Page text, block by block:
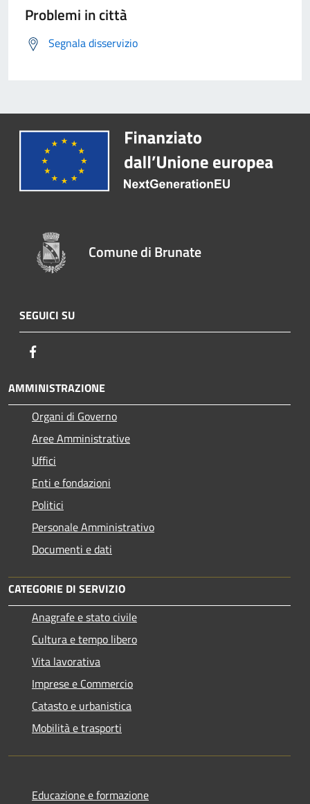
Problemi in città
Segnala disservizio
Comune di Brunate
SEGUICI SU
AMMINISTRAZIONE
Organi di Governo
Aree Amministrative
Uffici
Enti e fondazioni
Politici
Personale Amministrativo
Documenti e dati
CATEGORIE DI SERVIZIO
Anagrafe e stato civile
Cultura e tempo libero
Vita lavorativa
Imprese e Commercio
Catasto e urbanistica
Mobilità e trasporti
Educazione e formazione